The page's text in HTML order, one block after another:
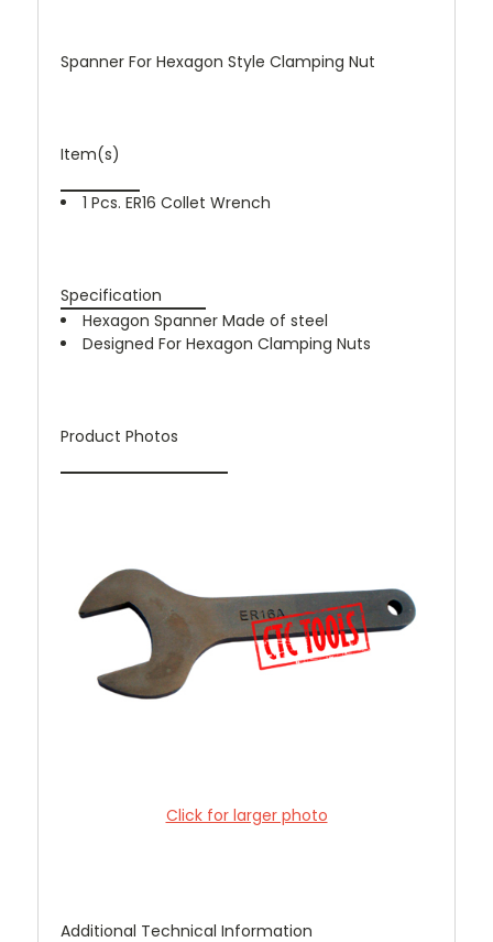
Spanner For Hexagon Style Clamping Nut
Item(s)
1 Pcs. ER16 Collet Wrench
Specification
Hexagon Spanner Made of steel
Designed For Hexagon Clamping Nuts
Product Photos
Click for larger photo
Additional Technical Information